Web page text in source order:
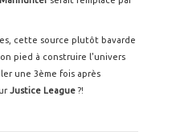
cette source plutôt bavarde
pied à construire l'univers
une 3ème fois après
Justice League ?!